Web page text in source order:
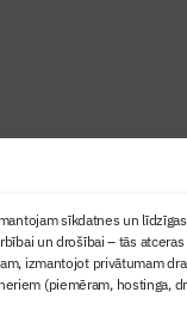
sīkdatnes un
un drošībai – tās
izmantojot privātumam
(piemēram, hostinga,